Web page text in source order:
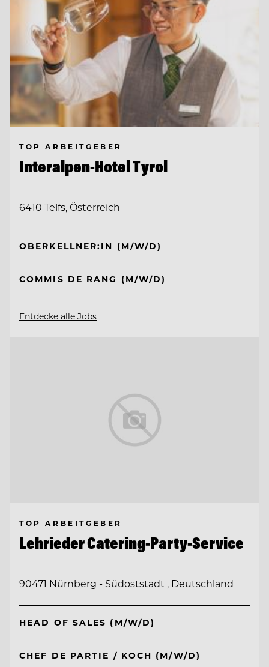
TOP ARBEITGEBER
Interalpen-Hotel Tyrol
6410 Telfs, Österreich
OBERKELLNER:IN (M/W/D)
COMMIS DE RANG (M/W/D)
Entdecke alle Jobs
TOP ARBEITGEBER
Lehrieder Catering-Party-Service
90471 Nürnberg - Südoststadt , Deutschland
HEAD OF SALES (M/W/D)
CHEF DE PARTIE / KOCH (M/W/D)